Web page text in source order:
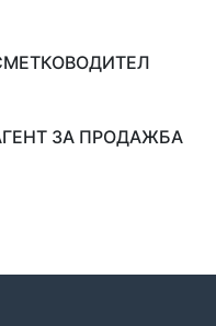
ЗА ПРОДАЖБА